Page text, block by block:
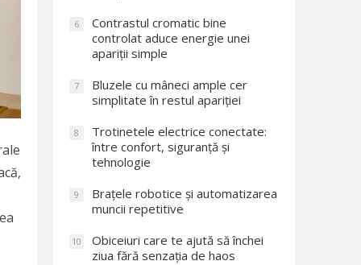
6
Contrastul cromatic bine
controlat aduce energie unei
apariții simple
7
Bluzele cu mâneci ample cer
simplitate în restul apariției
8
Trotinetele electrice conectate:
între confort, siguranță și
tehnologie
9
Brațele robotice și automatizarea
muncii repetitive
10
Obiceiuri care te ajută să închei
ziua fără senzația de haos